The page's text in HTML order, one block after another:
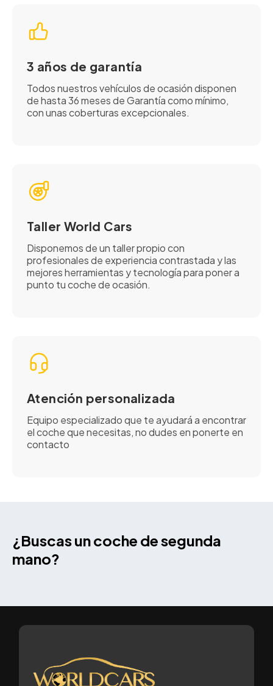
3 años de garantía
Todos nuestros vehículos de ocasión disponen
de hasta 36 meses de Garantía como mínimo,
con unas coberturas excepcionales.
Taller World Cars
Disponemos de un taller propio con
profesionales de experiencia contrastada y las
mejores herramientas y tecnología para poner a
punto tu coche de ocasión.
Atención personalizada
Equipo especializado que te ayudará a encontrar
el coche que necesitas, no dudes en ponerte en
contacto
¿Buscas un coche de segunda
mano?